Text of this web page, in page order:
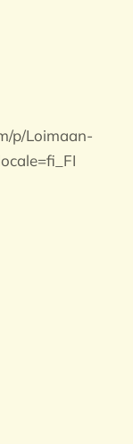
p/Loimaan-